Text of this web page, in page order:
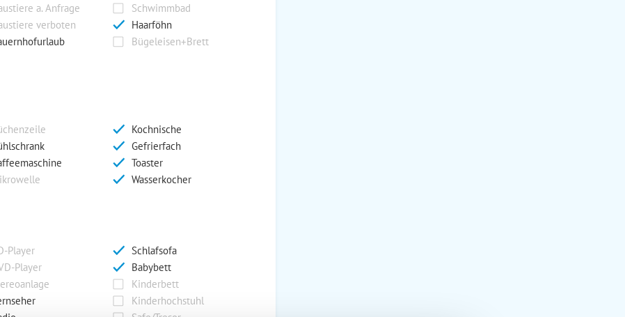
a. Anfrage
Schwimmbad
verboten
Haarföhn
Bügeleisen+Brett
Kochnische
Gefrierfach
Toaster
Wasserkocher
Player
Schlafsofa
Player
Babybett
Kinderbett
Kinderhochstuhl